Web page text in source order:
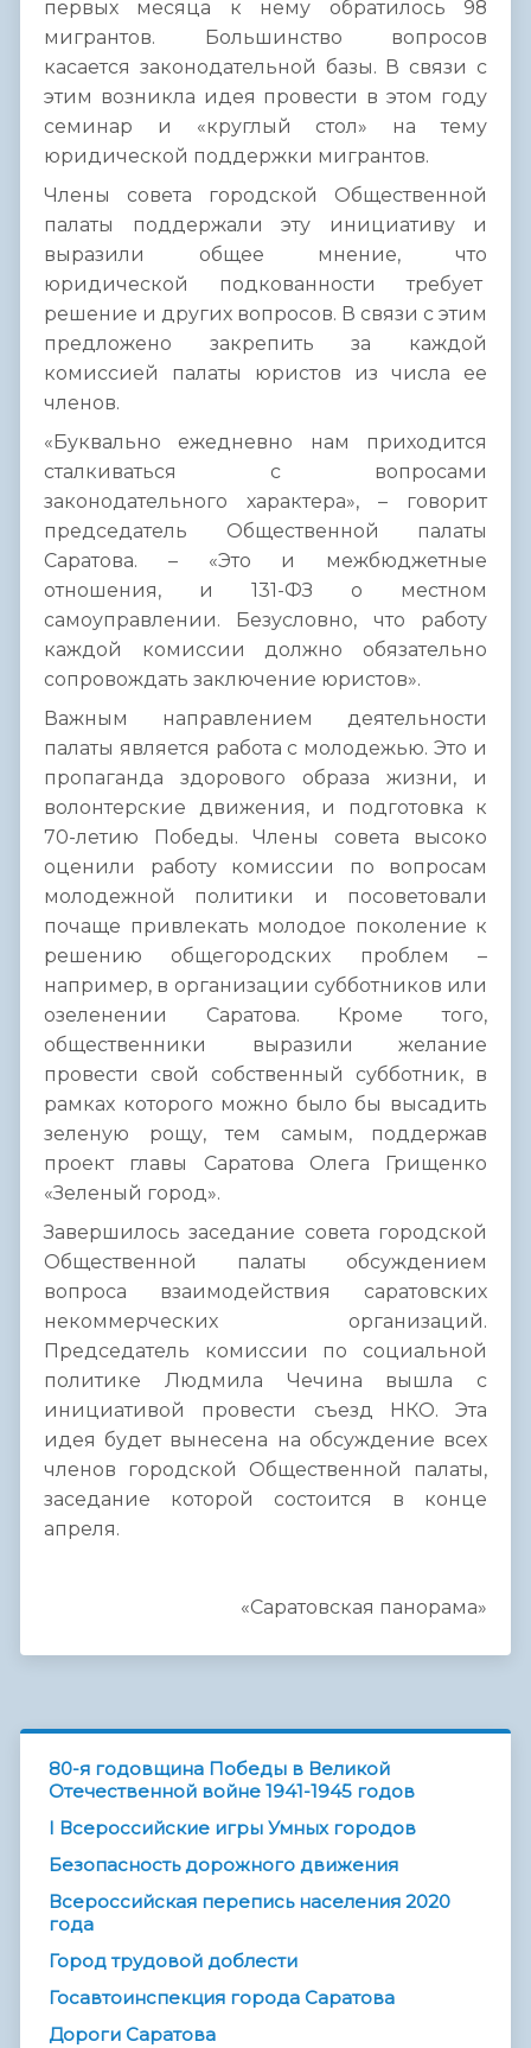
первых месяца к нему обратилось 98
мигрантов. Большинство вопросов
касается законодательной базы. В связи с
этим возникла идея провести в этом году
семинар и «круглый стол» на тему
юридической поддержки мигрантов.
Члены совета городской Общественной
палаты поддержали эту инициативу и
выразили общее мнение, что
юридической подкованности требует
решение и других вопросов. В связи с этим
предложено закрепить за каждой
комиссией палаты юристов из числа ее
членов.
«Буквально ежедневно нам приходится
сталкиваться с вопросами
законодательного характера», – говорит
председатель Общественной палаты
Саратова. – «Это и межбюджетные
отношения, и 131-ФЗ о местном
самоуправлении. Безусловно, что работу
каждой комиссии должно обязательно
сопровождать заключение юристов».
Важным направлением деятельности
палаты является работа с молодежью. Это и
пропаганда здорового образа жизни, и
волонтерские движения, и подготовка к
70-летию Победы. Члены совета высоко
оценили работу комиссии по вопросам
молодежной политики и посоветовали
почаще привлекать молодое поколение к
решению общегородских проблем –
например, в организации субботников или
озеленении Саратова. Кроме того,
общественники выразили желание
провести свой собственный субботник, в
рамках которого можно было бы высадить
зеленую рощу, тем самым, поддержав
проект главы Саратова Олега Грищенко
«Зеленый город».
Завершилось заседание совета городской
Общественной палаты обсуждением
вопроса взаимодействия саратовских
некоммерческих организаций.
Председатель комиссии по социальной
политике Людмила Чечина вышла с
инициативой провести съезд НКО. Эта
идея будет вынесена на обсуждение всех
членов городской Общественной палаты,
заседание которой состоится в конце
апреля.
«Саратовская панорама»
80-я годовщина Победы в Великой
Отечественной войне 1941-1945 годов
I Всероссийские игры Умных городов
Безопасность дорожного движения
Всероссийская перепись населения 2020
года
Город трудовой доблести
Госавтоинспекция города Саратова
Дороги Саратова